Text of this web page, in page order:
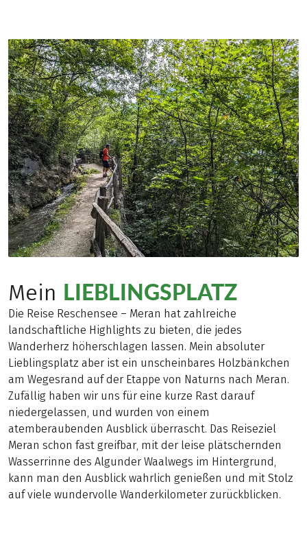
Mein LIEBLINGSPLATZ
Die Reise Reschensee – Meran hat zahlreiche
landschaftliche Highlights zu bieten, die jedes
Wanderherz höherschlagen lassen. Mein absoluter
Lieblingsplatz aber ist ein unscheinbares Holzbänkchen
am Wegesrand auf der Etappe von Naturns nach Meran.
Zufällig haben wir uns für eine kurze Rast darauf
niedergelassen, und wurden von einem
atemberaubenden Ausblick überrascht. Das Reiseziel
Meran schon fast greifbar, mit der leise plätschernden
Wasserrinne des Algunder Waalwegs im Hintergrund,
kann man den Ausblick wahrlich genießen und mit Stolz
auf viele wundervolle Wanderkilometer zurückblicken.